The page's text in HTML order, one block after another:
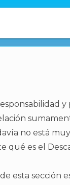
no está
qué es el
esta